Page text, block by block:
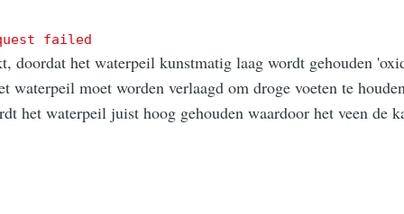
failed
doordat het waterpeil kunstmatig laag wordt gehouden
waterpeil moet worden verlaagd om droge voeten te
het waterpeil juist hoog gehouden waardoor het veen de